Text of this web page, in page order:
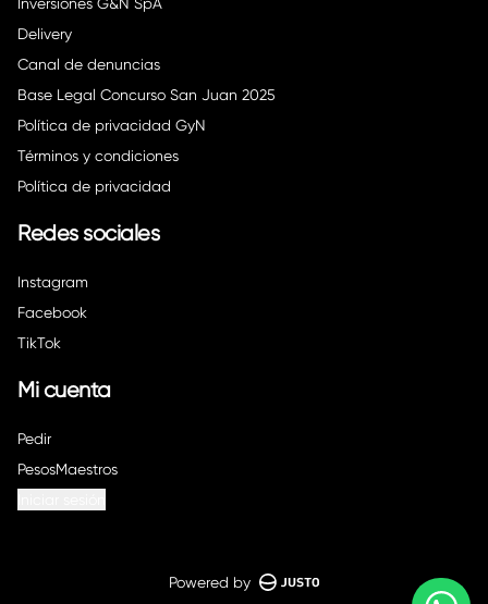
Delivery
Canal de denuncias
Base Legal Concurso San Juan 2025
Política de privacidad GyN
Términos y condiciones
Política de privacidad
Redes sociales
Instagram
Facebook
TikTok
Mi cuenta
Pedir
PesosMaestros
Powered by